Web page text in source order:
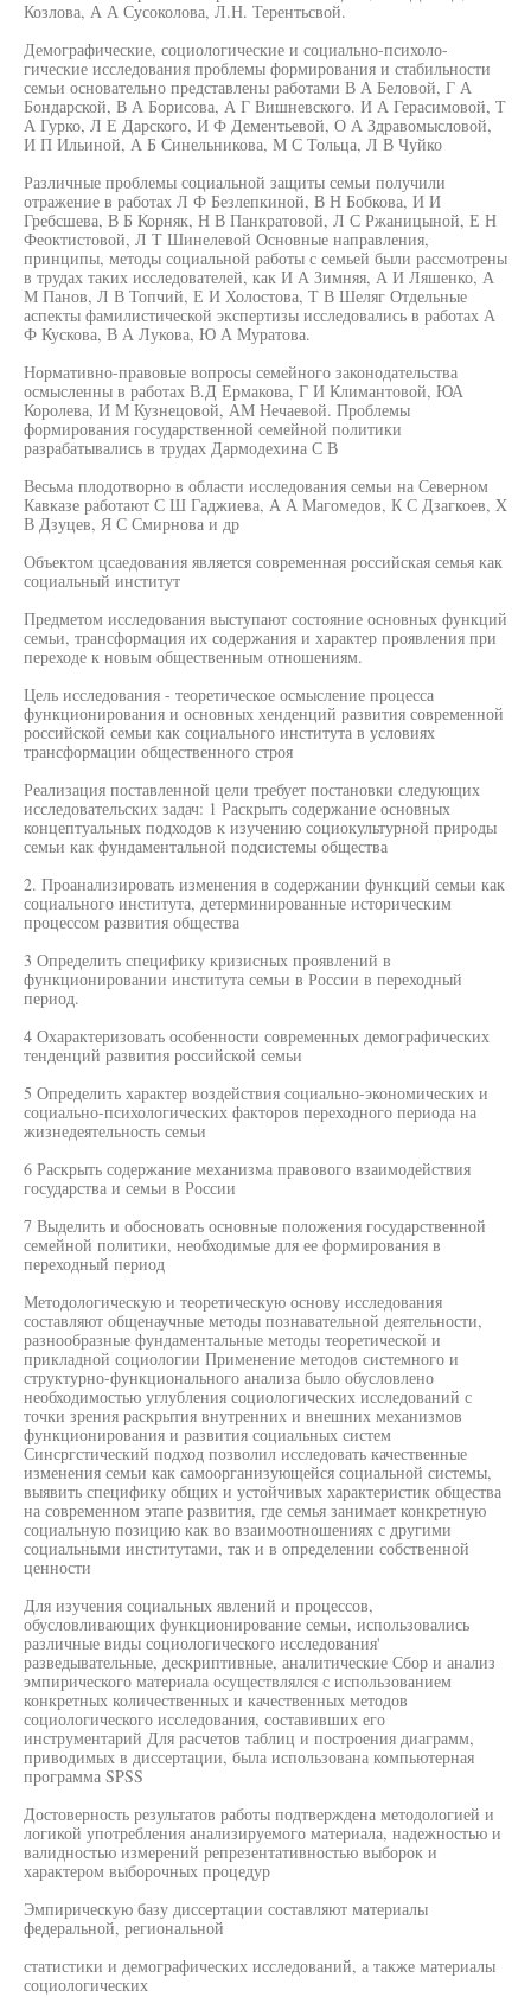
Козлова, А А Сусоколова, Л.Н. Терентьсвой.
Демографические, социологические и социально-психоло-
гические исследования проблемы формирования и стабильности
семьи основательно представлены работами В А Беловой, Г А
Бондарской, В А Борисова, А Г Вишневского. И А Герасимовой, Т
А Гурко, Л Е Дарского, И Ф Дементьевой, О А Здравомысловой,
И П Ильиной, А Б Синельникова, М С Тольца, Л В Чуйко
Различные проблемы социальной защиты семьи получили
отражение в работах Л Ф Безлепкиной, В Н Бобкова, И И
Гребсшева, В Б Корняк, Н В Панкратовой, Л С Ржаницыной, Е Н
Феоктистовой, Л Т Шинелевой Основные направления,
принципы, методы социальной работы с семьей были рассмотрены
в трудах таких исследователей, как И А Зимняя, А И Ляшенко, А
М Панов, Л В Топчий, Е И Холостова, Т В Шеляг Отдельные
аспекты фамилистической экспертизы исследовались в работах А
Ф Кускова, В А Лукова, Ю А Муратова.
Нормативно-правовые вопросы семейного законодательства
осмысленны в работах В.Д Ермакова, Г И Климантовой, ЮА
Королева, И М Кузнецовой, АМ Нечаевой. Проблемы
формирования государственной семейной политики
разрабатывались в трудах Дармодехина С В
Весьма плодотворно в области исследования семьи на Северном
Кавказе работают С Ш Гаджиева, А А Магомедов, К С Дзагкоев, X
В Дзуцев, Я С Смирнова и др
Объектом цсаедования является современная российская семья как
социальный институт
Предметом исследования выступают состояние основных функций
семьи, трансформация их содержания и характер проявления при
переходе к новым общественным отношениям.
Цель исследования - теоретическое осмысление процесса
функционирования и основных хенденций развития современной
российской семьи как социального института в условиях
трансформации общественного строя
Реализация поставленной цели требует постановки следующих
исследовательских задач: 1 Раскрыть содержание основных
концептуальных подходов к изучению социокультурной природы
семьи как фундаментальной подсистемы общества
2. Проанализировать изменения в содержании функций семьи как
социального института, детерминированные историческим
процессом развития общества
3 Определить специфику кризисных проявлений в
функционировании института семьи в России в переходный
период.
4 Охарактеризовать особенности современных демографических
тенденций развития российской семьи
5 Определить характер воздействия социально-экономических и
социально-психологических факторов переходного периода на
жизнедеятельность семьи
6 Раскрыть содержание механизма правового взаимодействия
государства и семьи в России
7 Выделить и обосновать основные положения государственной
семейной политики, необходимые для ее формирования в
переходный период
Методологическую и теоретическую основу исследования
составляют общенаучные методы познавательной деятельности,
разнообразные фундаментальные методы теоретической и
прикладной социологии Применение методов системного и
структурно-функционального анализа было обусловлено
необходимостью углубления социологических исследований с
точки зрения раскрытия внутренних и внешних механизмов
функционирования и развития социальных систем
Синсргстический подход позволил исследовать качественные
изменения семьи как самоорганизующейся социальной системы,
выявить специфику общих и устойчивых характеристик общества
на современном этапе развития, где семья занимает конкретную
социальную позицию как во взаимоотношениях с другими
социальными институтами, так и в определении собственной
ценности
Для изучения социальных явлений и процессов,
обусловливающих функционирование семьи, использовались
различные виды социологического исследования'
разведывательные, дескриптивные, аналитические Сбор и анализ
эмпирического материала осуществлялся с использованием
конкретных количественных и качественных методов
социологического исследования, составивших его
инструментарий Для расчетов таблиц и построения диаграмм,
приводимых в диссертации, была использована компьютерная
программа SPSS
Достоверность результатов работы подтверждена методологией и
логикой употребления анализируемого материала, надежностью и
валидностью измерений репрезентативностью выборок и
характером выборочных процедур
Эмпирическую базу диссертации составляют материалы
федеральной, региональной
статистики и демографических исследований, а также материалы
социологических